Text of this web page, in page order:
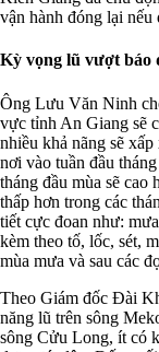
vận hành đóng lại nếu
Kỳ vọng lũ vượt báo
Ông Lưu Văn Ninh
vực tỉnh An Giang sẽ
nhiều khả nãng sẽ
nơi vào tuần đầu
tháng đầu mùa sẽ cao
thấp hơn trong các
tiết cực đoan như:
kèm theo tố, lốc, sét,
mùa mưa và sau các
Theo Giám đốc Đài
năng lũ trên sông
sông Cửu Long, ít có